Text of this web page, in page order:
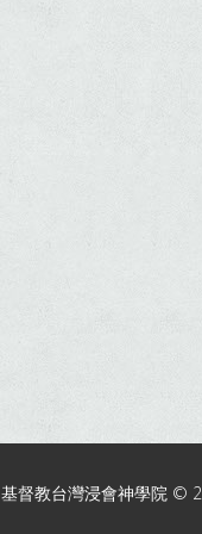
基督教台灣浸會神學院 ©